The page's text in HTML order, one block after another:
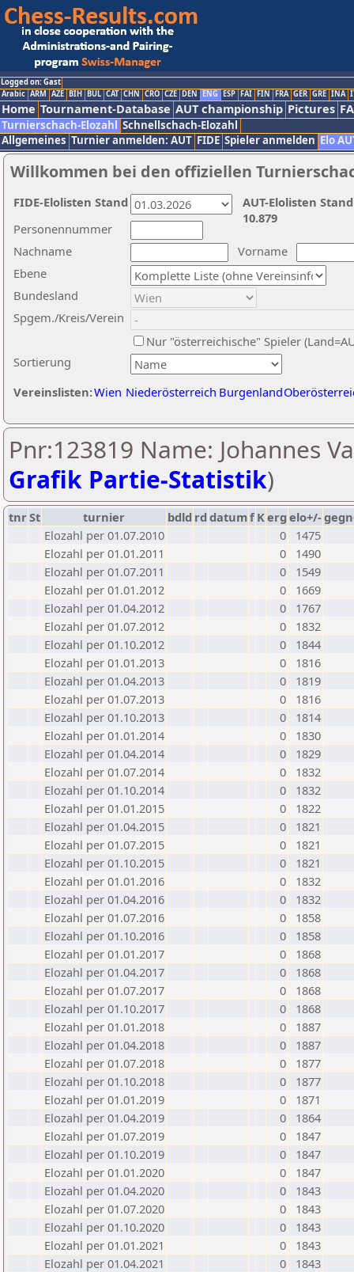
Logged on: Gast
Arabic ARM AZE BIH BUL CAT CHN CRO CZE DEN ENG ESP FAI FIN FRA GER GRE INA
Home Tournament-Database AUT championship Pictures
Turnierschach-Elozahl Schnellschach-Elozahl
Allgemeines Turnier anmelden: AUT FIDE Spieler anmelden Elo
Willkommen bei den offiziellen
Nachname
Vorname
Ebene
Sortierung
Personennummer
Bundesland
Spgem./Kreis/Verein
Nur "österreichische" Spieler
Vereinslisten:Wien Niederösterreich Burgenland
AUT-Elolisten
10.879
FIDE-Elolisten Stand
Pnr:123819 Name: Johannes
Grafik Partie-Statistik)
tnrSt turnier bdld rd datumf Kerg elo+/-
Elozahl per 01.07.2010
0
1475
Elozahl per 01.01.2011
0
1490
Elozahl per 01.07.2011
0
1549
Elozahl per 01.01.2012
0
1669
Elozahl per 01.04.2012
0
1767
Elozahl per 01.07.2012
0
1832
Elozahl per 01.10.2012
0
1844
Elozahl per 01.01.2013
0
1816
Elozahl per 01.04.2013
0
1819
Elozahl per 01.07.2013
0
1816
Elozahl per 01.10.2013
0
1814
Elozahl per 01.01.2014
0
1830
Elozahl per 01.04.2014
0
1829
Elozahl per 01.07.2014
0
1832
Elozahl per 01.10.2014
0
1832
Elozahl per 01.01.2015
0
1822
Elozahl per 01.04.2015
0
1821
Elozahl per 01.07.2015
0
1821
Elozahl per 01.10.2015
0
1821
Elozahl per 01.01.2016
0
1832
Elozahl per 01.04.2016
0
1832
Elozahl per 01.07.2016
0
1858
Elozahl per 01.10.2016
0
1858
Elozahl per 01.01.2017
0
1868
Elozahl per 01.04.2017
0
1868
Elozahl per 01.07.2017
0
1868
Elozahl per 01.10.2017
0
1868
Elozahl per 01.01.2018
0
1887
Elozahl per 01.04.2018
0
1887
Elozahl per 01.07.2018
0
1877
Elozahl per 01.10.2018
0
1877
Elozahl per 01.01.2019
0
1871
Elozahl per 01.04.2019
0
1864
Elozahl per 01.07.2019
0
1847
Elozahl per 01.10.2019
0
1847
Elozahl per 01.01.2020
0
1847
Elozahl per 01.04.2020
0
1843
Elozahl per 01.07.2020
0
1843
Elozahl per 01.10.2020
0
1843
Elozahl per 01.01.2021
0
1843
Elozahl per 01.04.2021
0
1843